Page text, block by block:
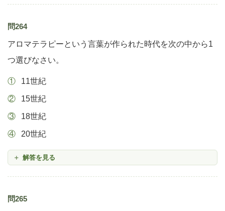
問264
アロマテラピーという言葉が作られた時代を次の中から1
つ選びなさい。
11世紀
15世紀
18世紀
20世紀
解答を見る
問265